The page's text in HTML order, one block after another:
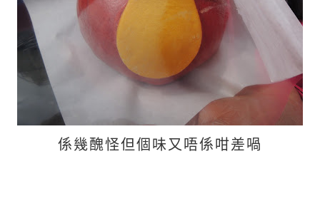
係幾醜怪但個味又唔係咁差喎